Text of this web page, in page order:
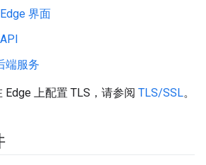
界面
端服务
上配置 TLS，请参阅 TLS/SSL。